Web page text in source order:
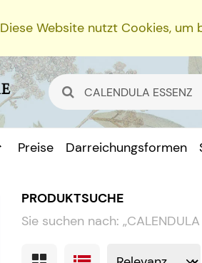
Diese Website nutzt Cookies,
Preise Darreichungsformen
PRODUKTSUCHE
Sie suchen nach: „CALENDULA